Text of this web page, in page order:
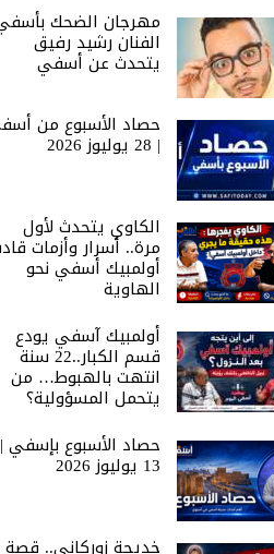
مهرجان الضحك
الفنان رشيد رفيق
يتحدث عن أسفي
حصاد الأسبوع من
| 28 يوليوز 2026
الكاوي يتحدث لأول
مرة.. أسرار وأزمات
أولمبيك أسفي نحو
الهاوية
أولمبيك آسفي يودع
قسم الكبار..22 سنة
انتهت بالهبوط… من
يتحمل المسؤولية؟
حصاد الأسبوع بإسفي |
13 يوليوز 2026
خديجة زوركاني.. قصة